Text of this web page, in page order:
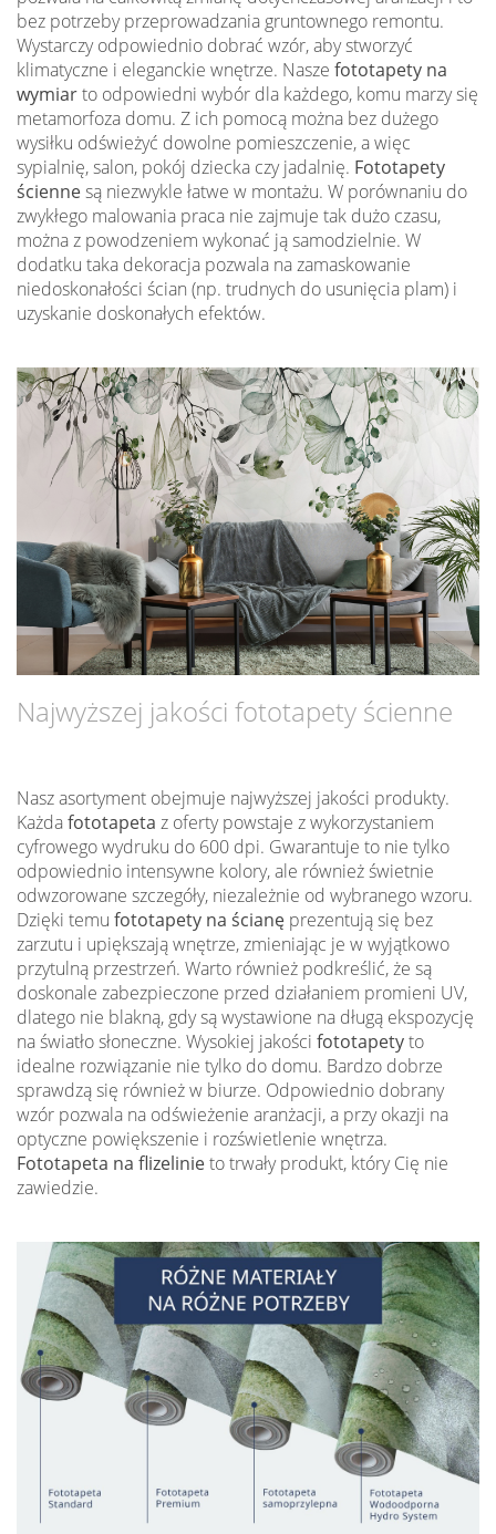
bez potrzeby przeprowadzania gruntownego remontu.
Wystarczy odpowiednio dobrać wzór, aby stworzyć
klimatyczne i eleganckie wnętrze. Nasze fototapety na
wymiarto odpowiedni wybór dla każdego, komu marzy się
metamorfoza domu. Z ich pomocą można bez dużego
wysiłku odświeżyć dowolne pomieszczenie, a więc
sypialnię, salon, pokój dziecka czy jadalnię. Fototapety
ściennesą niezwykle łatwe w montażu. W porównaniu do
zwykłego malowania praca nie zajmuje tak dużo czasu,
można z powodzeniem wykonać ją samodzielnie. W
dodatku taka dekoracja pozwala na zamaskowanie
niedoskonałości ścian (np. trudnych do usunięcia plam) i
uzyskanie doskonałych efektów.
Najwyższej jakości fototapety ścienne
Nasz asortyment obejmuje najwyższej jakości produkty.
Każdafototapeta z oferty powstaje z wykorzystaniem
cyfrowego wydruku do 600 dpi. Gwarantuje to nie tylko
odpowiednio intensywne kolory, ale również świetnie
odwzorowane szczegóły, niezależnie od wybranego wzoru.
Dzięki temu fototapety na ścianę prezentują się bez
zarzutu i upiększają wnętrze, zmieniając je w wyjątkowo
przytulną przestrzeń. Warto również podkreślić, że są
doskonale zabezpieczone przed działaniem promieni UV,
dlatego nie blakną, gdy są wystawione na długą ekspozycję
na światło słoneczne. Wysokiej jakości fototapetyto
idealne rozwiązanie nie tylko do domu. Bardzo dobrze
sprawdzą się również w biurze. Odpowiednio dobrany
wzór pozwala na odświeżenie aranżacji, a przy okazji na
optyczne powiększenie i rozświetlenie wnętrza.
Fototapeta na flizelinieto trwały produkt, który Cię nie
zawiedzie.